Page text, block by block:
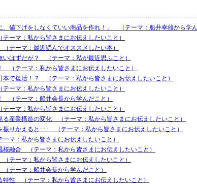
、値下げをしなくていい商品を作れ！」 （テーマ：船井幸雄から学ん
ーマ：私から皆さまにお伝えしたいこと）
テーマ：最近読んでオススメしたい本）
いはずだが？ （テーマ：私が最近思ふこと）
（テーマ：私から皆さまにお伝えしたいこと）
本で復活！？ （テーマ：私から皆さまにお伝えしたいこと）
ーマ：私から皆さまにお伝えしたいこと）
（テーマ：船井会長から学んだこと）
ーマ：私から皆さまにお伝えしたいこと）
る産業構造の変化 （テーマ：私から皆さまにお伝えしたいこと）
振りかえると･･･ （テーマ：私から皆さまにお伝えしたいこと）
マ：私から皆さまにお伝えしたいこと）
核融合 （テーマ：私から皆さまにお伝えしたいこと）
テーマ：私から皆さまにお伝えしたいこと）
テーマ：船井会長から学んだこと）
特性 （テーマ：私から皆さまにお伝えしたいこと）